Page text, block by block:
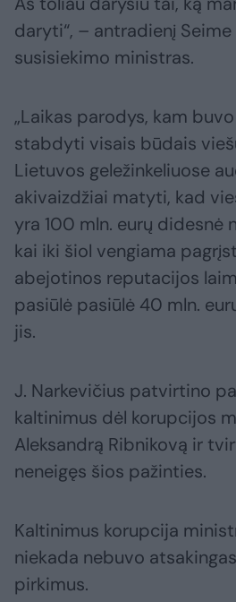
daryti“, – antradienį
susisiekimo ministras.
„Laikas parodys, kam
stabdyti visais būdais
Lietuvos geležinkeliuose
akivaizdžiai matyti, kad
yra 100 mln. eurų didesnė
kai iki šiol vengiama
abejotinos reputacijos
pasiūlė pasiūlė 40 mln.
jis.
J. Narkevičius patvirtino
kaltinimus dėl korupcijos
Aleksandrą Ribnikovą ir
neneigęs šios pažinties.
Kaltinimus korupcija
niekada nebuvo
pirkimus.